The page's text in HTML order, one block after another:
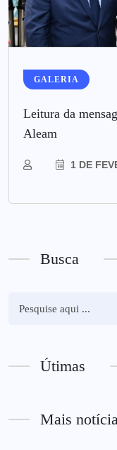
GALERIA
Leitura da
Aleam
1 DE
Busca
Útimas
Mais